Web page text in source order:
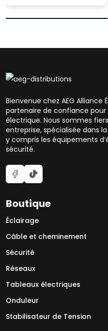
Bienvenue chez AEG Alliance
partenaire de confiance
électrique. Nous sommes
entreprise, spécialisée dans
y compris les équipements
sécurité.
Boutique
Éclairage
Câble et cheminement
Sécurité
Réseaux
Tableaux électriques
Onduleur
Stabilisateur de Tension